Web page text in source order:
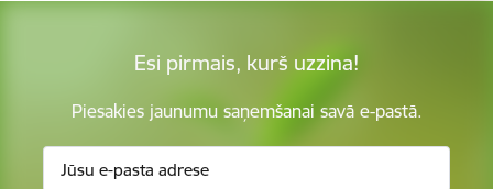
Esi pirmais, kurš uzzina!
Piesakies jaunumu saņemšanai savā e-pastā.